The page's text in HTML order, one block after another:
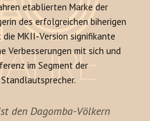
etablierten Marke der
des erfolgreichen biherigen
die MKII-Version signifikante
Verbesserungen mit sich und
im Segment der
den Dagomba-Völkern